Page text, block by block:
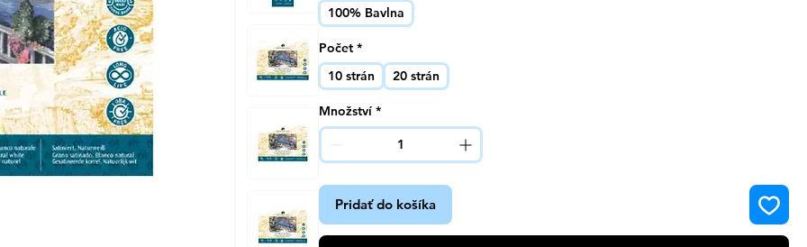
100% Bavlna
Počet *
10 strán
20 strán
Množství *
Pridať do košíka